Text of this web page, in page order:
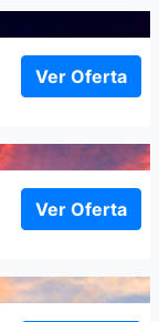
Ver Oferta
Ver Oferta